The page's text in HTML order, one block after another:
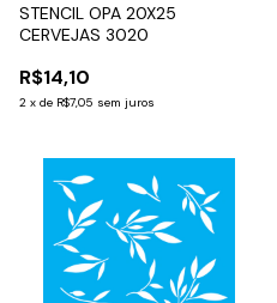
STENCIL OPA 20X25
CERVEJAS 3020
R$14,10
2 x de R$7,05 sem juros